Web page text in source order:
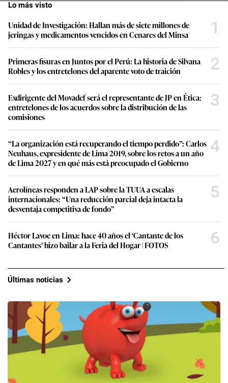
Lo más visto
Unidad de Investigación: Hallan más de siete millones de
jeringas y medicamentos vencidos en Cenares del Minsa
1
Primeras fisuras en Juntos por el Perú: La historia de Silvana
Robles y los entretelones del aparente voto de traición
2
Exdirigente del Movadef será el representante de JP en Ética:
entretelones de los acuerdos sobre la distribución de las
comisiones
3
“La organización está recuperando el tiempo perdido”: Carlos
Neuhaus, expresidente de Lima 2019, sobre los retos a un año
de Lima 2027 y en qué más está preocupado el Gobierno
4
Aerolíneas responden a LAP sobre la TUUA a escalas
internacionales: “Una reducción parcial deja intacta la
desventaja competitiva de fondo”
5
Héctor Lavoe en Lima: hace 40 años el ‘Cantante de los
Cantantes’ hizo bailar a la Feria del Hogar | FOTOS
6
Últimas noticias